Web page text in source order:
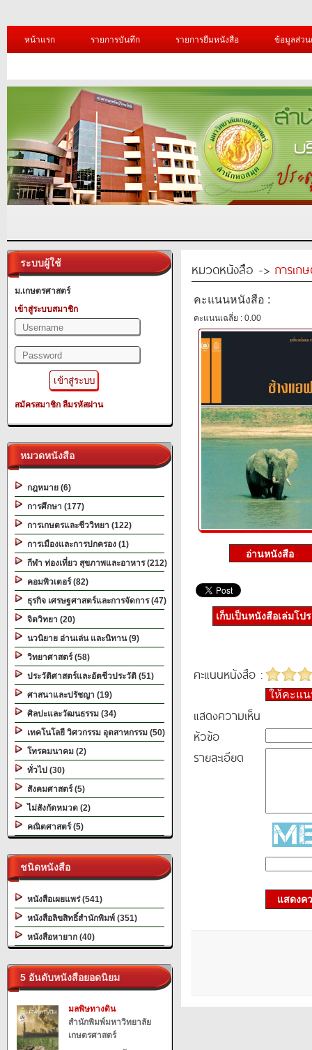
หน้าแรก รายการบันทึก รายการยืมหนังสือ ข้อมูลส่ว
ระบบผู้ใช้
ม.เกษตรศาสตร์
เข้าสู่ระบบสมาชิก
สมัครสมาชิก ลืมรหัสผ่าน
หมวดหนังสือ
กฎหมาย (6)
การศึกษา (177)
การเกษตรและชีววิทยา (122)
การเมืองและการปกครอง (1)
กีฬา ท่องเที่ยว สุขภาพและอาหาร (212)
คอมพิวเตอร์ (82)
ธุรกิจ เศรษฐศาสตร์และการจัดการ (47)
จิตวิทยา (20)
นวนิยาย อ่านเล่น และนิทาน (9)
วิทยาศาสตร์ (58)
ประวัติศาสตร์และอัตชีวประวัติ (51)
ศาสนาและปรัชญา (19)
ศิลปะและวัฒนธรรม (34)
เทคโนโลยี วิศวกรรม อุตสาหกรรม (50)
โทรคมนาคม (2)
ทั่วไป (30)
สังคมศาสตร์ (5)
ไม่สังกัดหมวด (2)
คณิตศาสตร์ (5)
ชนิดหนังสือ
หนังสือเผยแพร่ (541)
หนังสือลิขสิทธิ์สำนักพิมพ์ (351)
หนังสือหายาก (40)
5 อันดับหนังสือยอดนิยม
มลพิษทางดิน
สำนักพิมพ์มหาวิทยาลัย
เกษตรศาสตร์
หมวดหนังสือ -> การเก
คะแนนหนังสือ :
คะแนนเฉลี่ย : 0.00
เก็บเป็นหนังสือเล่มโป
คะแนนหนังสือ :
ให้คะแ
แสดงความเห็น
หัวข้อ
รายละเอียด
แสดงค